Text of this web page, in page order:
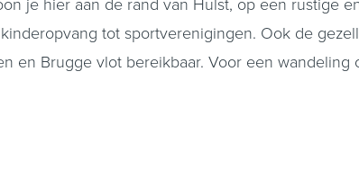
je hier aan de rand van Hulst, op een rustige
tot sportverenigingen. Ook de
en Brugge vlot bereikbaar. Voor een